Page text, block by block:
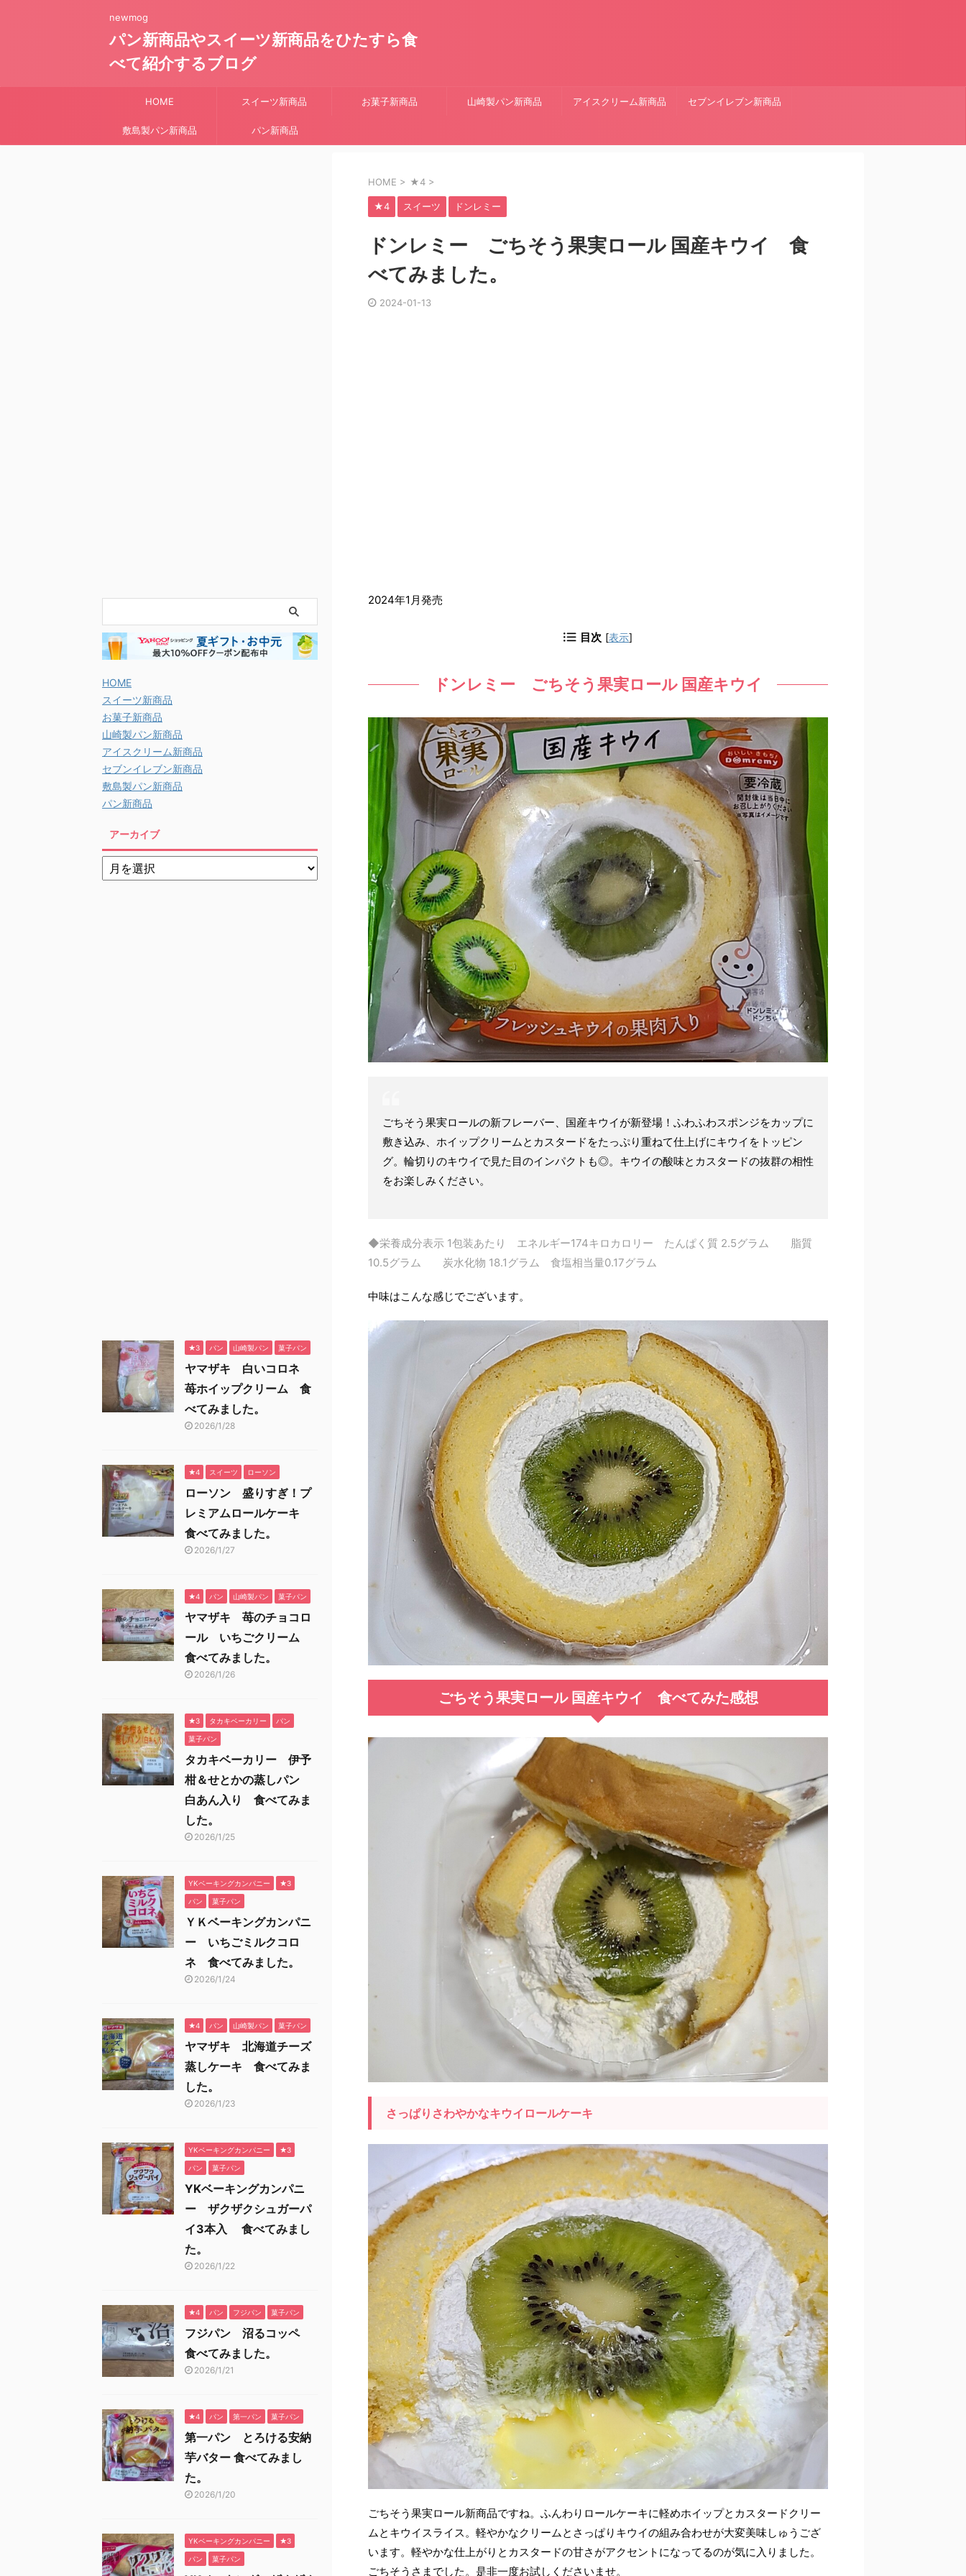
newmog
パン新商品やスイーツ新商品をひたすら食
べて紹介するブログ
HOME スイーツ新商品 お菓子新商品 山崎製パン新商品 アイスクリーム新商品 セブンイレブン新商品
敷島製パン新商品 パン新商品
HOME > ★4 >
★4 スイーツ ドンレミー
ドンレミー ごちそう果実ロール 国産キウイ 食
べてみました。
2024-01-13
2024年1月発売
目次 [表示]
ドンレミー ごちそう果実ロール 国産キウイ
ごちそう果実ロールの新フレーバー、国産キウイが新登場！ふわふわスポンジをカップに
敷き込み、ホイップクリームとカスタードをたっぷり重ねて仕上げにキウイをトッピン
グ。輪切りのキウイで見た目のインパクトも◎。キウイの酸味とカスタードの抜群の相性
をお楽しみください。
◆栄養成分表示 1包装あたり エネルギー174キロカロリー たんぱく質 2.5グラム 脂質
10.5グラム 炭水化物 18.1グラム 食塩相当量0.17グラム
中味はこんな感じでございます。
ごちそう果実ロール 国産キウイ 食べてみた感想
さっぱりさわやかなキウイロールケーキ
ごちそう果実ロール新商品ですね。ふんわりロールケーキに軽めホイップとカスタードクリー
ムとキウイスライス。軽やかなクリームとさっぱりキウイの組み合わせが大変美味しゅうござ
います。軽やかな仕上がりとカスタードの甘さがアクセントになってるのが気に入りました。
ごちそうさまでした。是非一度お試しくださいませ。
HOME
スイーツ新商品
お菓子新商品
山崎製パン新商品
アイスクリーム新商品
セブンイレブン新商品
敷島製パン新商品
パン新商品
アーカイブ
★3 パン 山崎製パン 菓子パン
ヤマザキ 白いコロネ
苺ホイップクリーム 食
べてみました。
2026/1/28
★4 スイーツ ローソン
ローソン 盛りすぎ！プ
レミアムロールケーキ
食べてみました。
2026/1/27
★4 パン 山崎製パン 菓子パン
ヤマザキ 苺のチョコロ
ール いちごクリーム
食べてみました。
2026/1/26
★3 タカキベーカリー パン
菓子パン
タカキベーカリー 伊予
柑＆せとかの蒸しパン
白あん入り 食べてみま
した。
2026/1/25
YKベーキングカンパニー ★3
パン 菓子パン
ＹＫベーキングカンパニ
ー いちごミルクコロ
ネ 食べてみました。
2026/1/24
★4 パン 山崎製パン 菓子パン
ヤマザキ 北海道チーズ
蒸しケーキ 食べてみま
した。
2026/1/23
YKベーキングカンパニー ★3
パン 菓子パン
YKベーキングカンパニ
ー ザクザクシュガーパ
イ3本入 食べてみまし
た。
2026/1/22
★4 パン フジパン 菓子パン
フジパン 沼るコッペ
食べてみました。
2026/1/21
★4 パン 第一パン 菓子パン
第一パン とろける安納
芋バター 食べてみまし
た。
2026/1/20
YKベーキングカンパニー ★3
パン 菓子パン